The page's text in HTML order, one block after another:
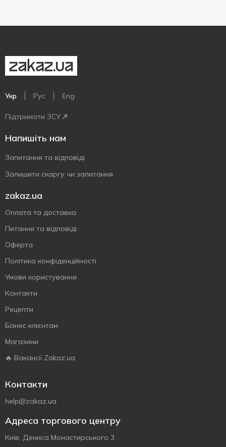
Укр Рус Eng
Підтримати ЗСУ
Напишіть нам
Запитання та відповіді
Залишити скаргу чи запитання
zakaz.ua
Оплата та доставка
Питання та відповіді
Оферта
Політика конфіденційності
Умови користування
Контакти
Рецепти
Бізнес клієнтам
Магазини
🔥 Вакансії Zakaz.ua
Контакти
help@zakaz.ua
Адреса торгового центру
Київ, Дениса Монастирського 3